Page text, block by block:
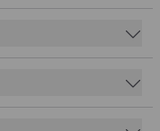
vergleichsweise
des
Filterung